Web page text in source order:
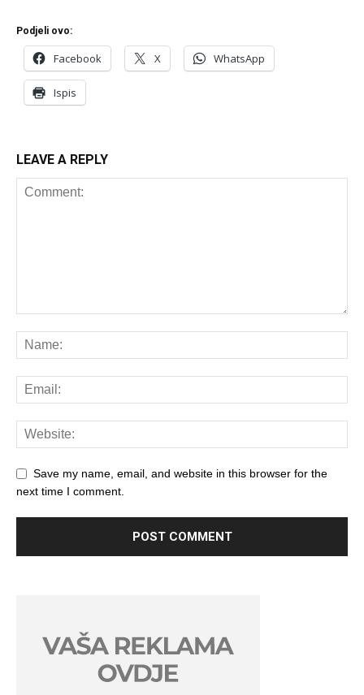
Podjeli ovo:
Facebook X WhatsApp
Ispis
LEAVE A REPLY
Save my name, email, and website in this browser for the
next time I comment.